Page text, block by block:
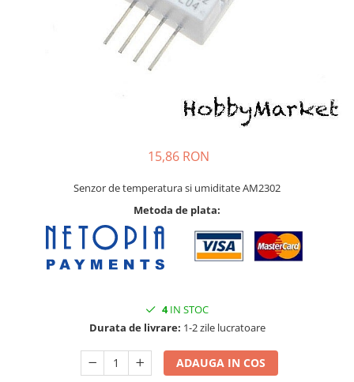
BMS
Module balansare
Incarcare, descarcare si afisare
Arduino si ESP32
Module atasabile Arduino
15,86 RON
Senzor de temperatura si umiditate AM2302
Metoda de plata:
4IN STOC
Durata de livrare: 1-2 zile lucratoare
ADAUGA IN COS